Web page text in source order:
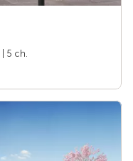
| 5 ch.